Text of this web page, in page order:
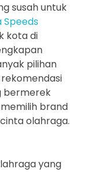
susah untuk
Speeds
kota di
pilihan
bermerek
memilih brand
olahraga.
yang